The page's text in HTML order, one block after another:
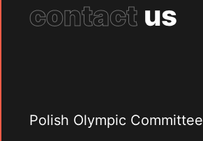
contact us
Polish Olympic Committee